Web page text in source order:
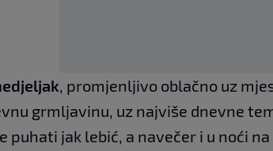
, promjenljivo oblačno uz
grmljavinu, uz najviše dnevne
puhati jak lebić, a navečer i u noći